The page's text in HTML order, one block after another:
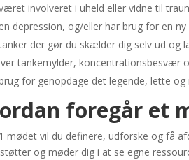
involveret i uheld eller vidne til
depression, og/eller har brug for en
der gør du skælder dig selv ud og
tankemylder, koncentrationsbesvær
for genopdage det legende, lette og
foregår et
mødet vil du definere, udforske og få
og møder dig i at se egne